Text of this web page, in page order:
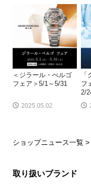
＜ジラール・ぺルゴ
フェア＞5/1～5/31
2025.05.02
フ
2/
ショップニュース一覧 >
取り扱いブランド